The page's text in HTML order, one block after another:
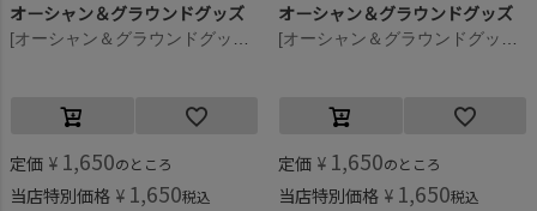
オーシャン＆グラウンドグッズ
定価 ¥ 1,650のところ
当店特別価格 ¥ 1,650税込
オーシャン＆グラウンドグッズ
定価 ¥ 1,650のところ
当店特別価格 ¥ 1,650税込